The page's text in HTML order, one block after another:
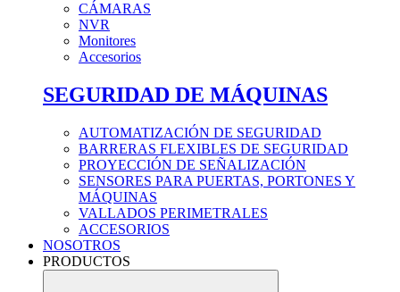
CÁMARAS
NVR
Monitores
Accesorios
SEGURIDAD DE MÁQUINAS
AUTOMATIZACIÓN DE SEGURIDAD
BARRERAS FLEXIBLES DE SEGURIDAD
PROYECCIÓN DE SEÑALIZACIÓN
SENSORES PARA PUERTAS, PORTONES Y
MÁQUINAS
VALLADOS PERIMETRALES
ACCESORIOS
NOSOTROS
PRODUCTOS